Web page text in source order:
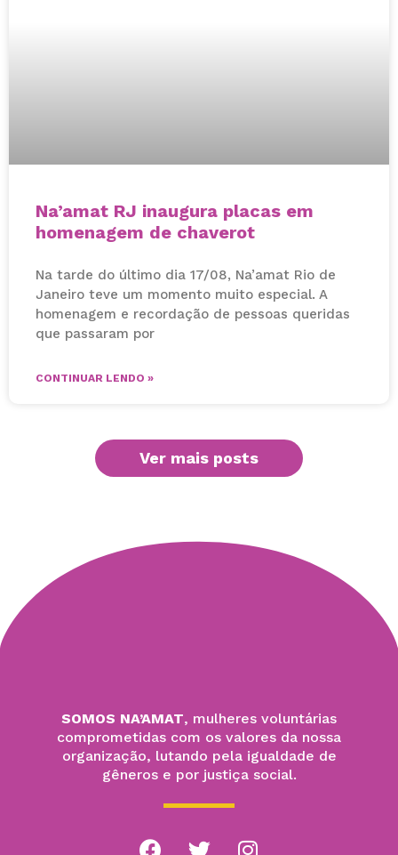
Na’amat RJ inaugura placas em
homenagem de chaverot
Na tarde do último dia 17/08, Na’amat Rio de
Janeiro teve um momento muito especial. A
homenagem e recordação de pessoas queridas
que passaram por
CONTINUAR LENDO »
Ver mais posts
SOMOS NA’AMAT, mulheres voluntárias
comprometidas com os valores da nossa
organização, lutando pela igualdade de
gêneros e por justiça social.